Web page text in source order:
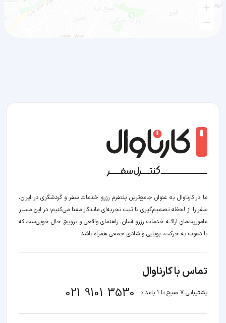
ما در کارناوال به عنوان جامع‌ترین پلتفرم رزرو خدمات سفر و گردشگری در ایران،
سفر را از لحظه‌ تصمیم‌گیری تا ثبت تجربه‌ای ماندگار معنا می‌کنیم؛ در این مسیر‍
ماموریت‌مان اراﺋــﻪ خدمات رزرو آسان، راهنمای واقعی و ترویج حال خوبی‌ست که
با دعوت به حرکت، پویایی و شادی جمعی همراه باشد.
تماس با کارناوال
پشتیبانی 7 صبح تا 1 بامداد: 021 9101 3530